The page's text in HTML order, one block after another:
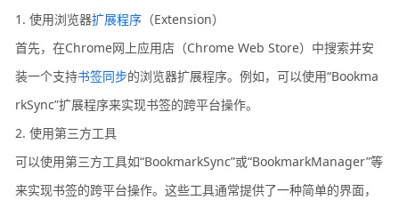
1. 使用浏览器扩展程序 （Extension）
首先，在Chrome网上应用店（Chrome Web Store）中搜索并安
装一个支持书签同步的浏览器扩展程序。例如，可以使用“Bookma
rkSync”扩展程序来实现书签的跨平台操作。
2. 使用第三方工具
可以使用第三方工具如“BookmarkSync”或“BookmarkManager”等
来实现书签的跨平台操作。这些工具通常提供了一种简单的界面，